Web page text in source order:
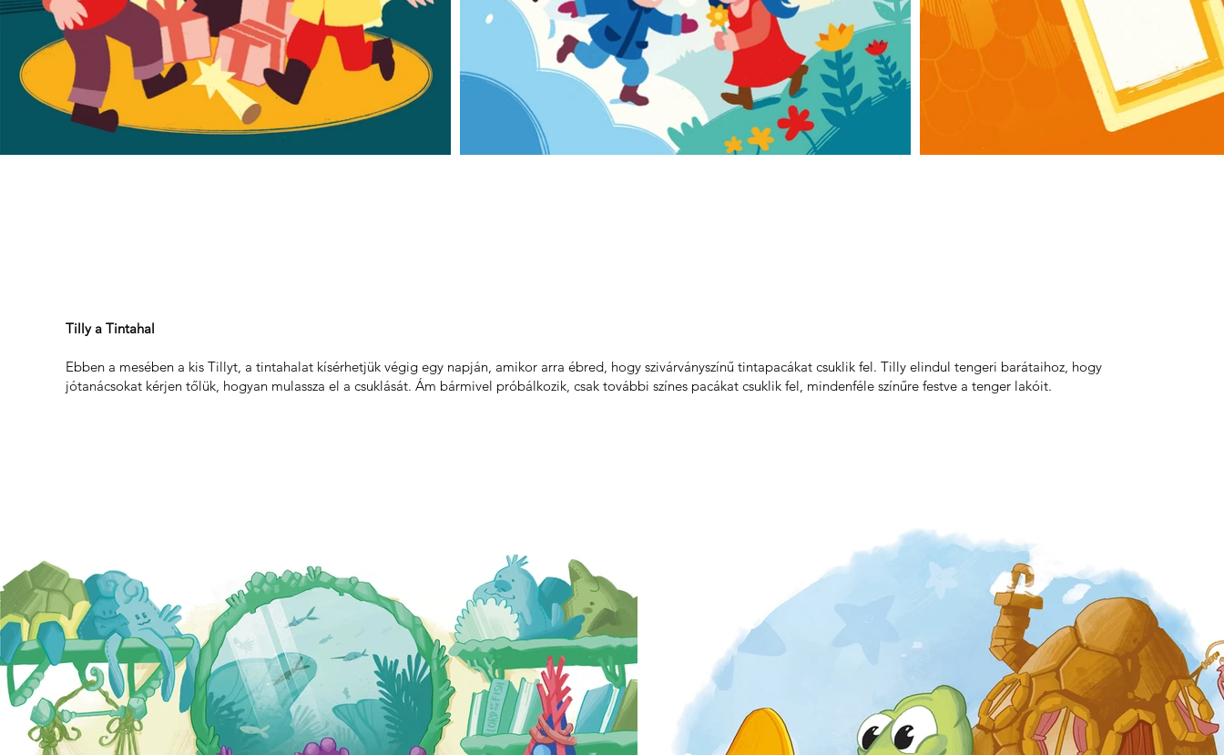
Tilly a Tintahal
Ebben a mesében a kis Tillyt, a tintahalat kísérhetjük végig egy napján, amikor arra ébred, hogy szivárványszínű tintapacákat csuklik fel. Tilly elindul tengeri barátaihoz, hogy
jótanácsokat kérjen tőlük, hogyan mulassza el a csuklását. Ám bármivel próbálkozik, csak további színes pacákat csuklik fel, mindenféle színűre festve a tenger lakóit.